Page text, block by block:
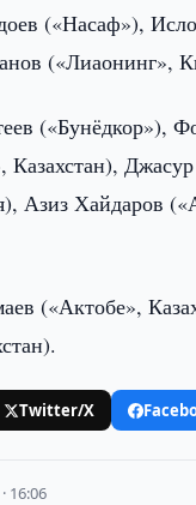
(«Насаф»),
(«Лиаонинг»,
(«Бунёдкор»),
Казахстан),
Азиз Хайдаров
(«Актобе»,
Twitter/X
16:06